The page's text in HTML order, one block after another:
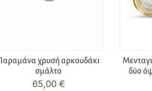
χρυσή αρκουδάκι
σμάλτο
65,00 €
δύο